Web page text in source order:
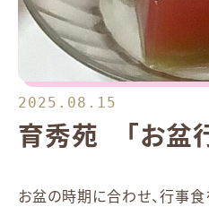
2025.08.15
育秀苑 「お盆
お盆の時期に合わせ、行事食